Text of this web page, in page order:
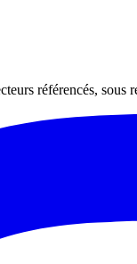
référencés, sous